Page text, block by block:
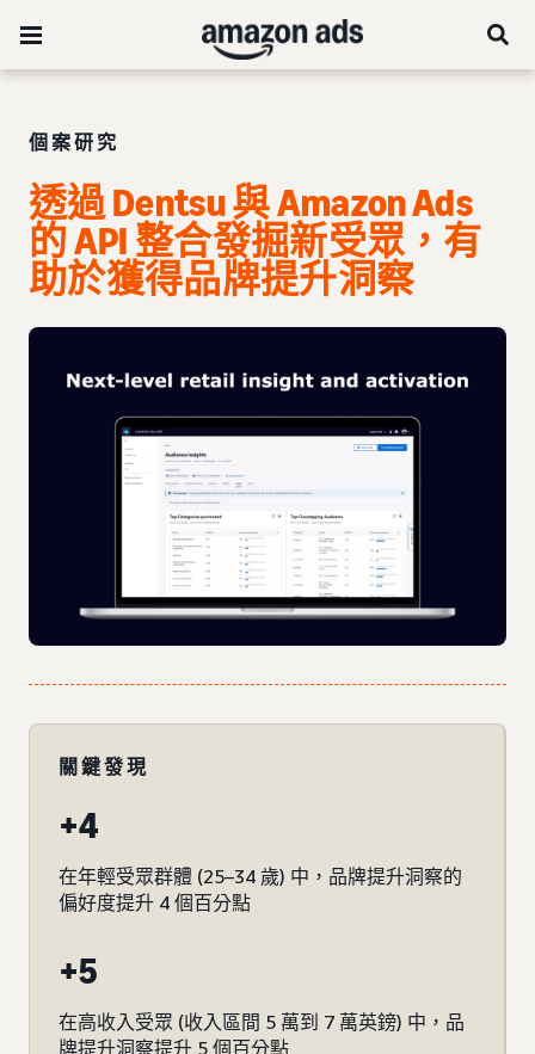
個案研究
透過 Dentsu 與 Amazon Ads
的 API 整合發掘新受眾，有
助於獲得品牌提升洞察
關鍵發現
+4
在年輕受眾群體 (25–34 歲) 中，品牌提升洞察的
偏好度提升 4 個百分點
+5
在高收入受眾 (收入區間 5 萬到 7 萬英鎊) 中，品
牌提升洞察提升 5 個百分點